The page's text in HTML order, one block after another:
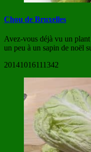
Chou de Bruxelles
Avez-vous déjà vu un
un peu à un sapin de noël
20141016111342